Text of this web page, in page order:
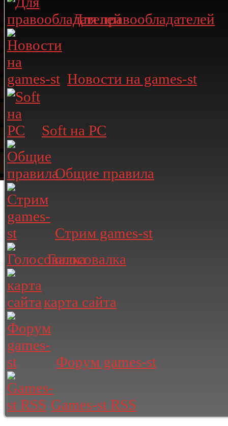
Для правообладателей
Новости на games-st
Soft на PC
Общие правила
Стрим games-st
Голосовалка
карта сайта
Форум games-st
Games-st RSS